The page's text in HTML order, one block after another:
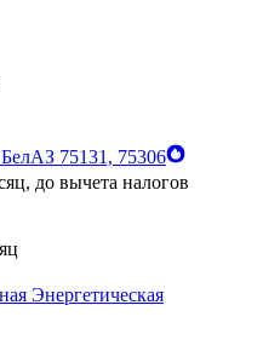
75131, 75306
до вычета налогов
Энергетическая